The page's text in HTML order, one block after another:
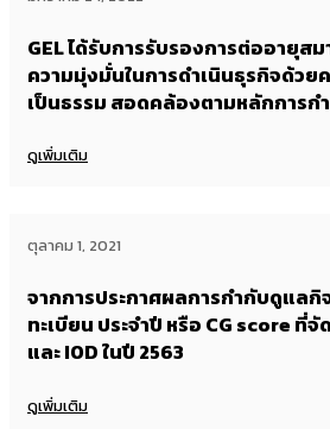
GEL ได้รับการรับรองการต่ออายุส
ความมุ่งมั่นในการดำเนินธุรกิจด้วย
เป็นธรรม สอดคล้องตามหลักการ
ดูเพิ่มเติม
ตุลาคม 1, 2021
จากการประกาศผลการกำกับดูแลกิ
ทะเบียน ประจำปี หรือ CG score ที่จั
และ IOD ในปี 2563
ดูเพิ่มเติม